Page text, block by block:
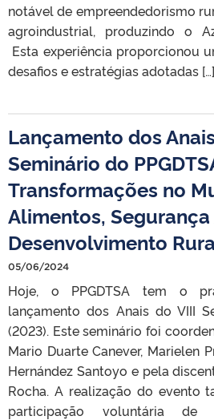
notável de empreendedorismo
agroindustrial, produzindo o
Esta experiência proporcionou
desafios e estratégias adotadas […]
Lançamento dos
Seminário do
Transformações no
Alimentos,
Desenvolvimento
05/06/2024
Hoje, o PPGDTSA tem o
lançamento dos Anais do VIII
(2023). Este seminário foi
Mario Duarte Canever, Marielen
Hernández Santoyo e pela
Rocha. A realização do evento
participação voluntária de